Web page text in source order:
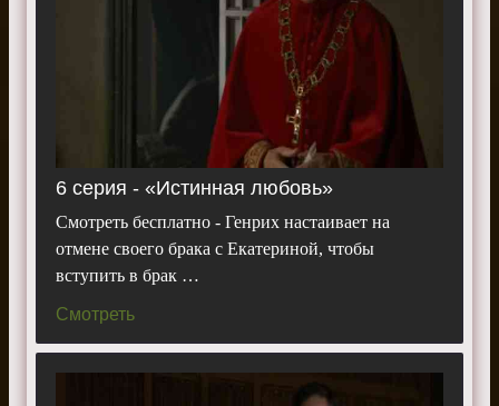
6 серия - «Истинная любовь»
Смотреть бесплатно - Генрих настаивает на
отмене своего брака с Екатериной, чтобы
вступить в брак …
Смотреть